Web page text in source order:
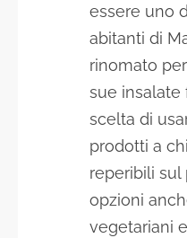
essere uno
abitanti di
rinomato
sue insalate
scelta di
prodotti a
reperibili sul
opzioni
vegetariani